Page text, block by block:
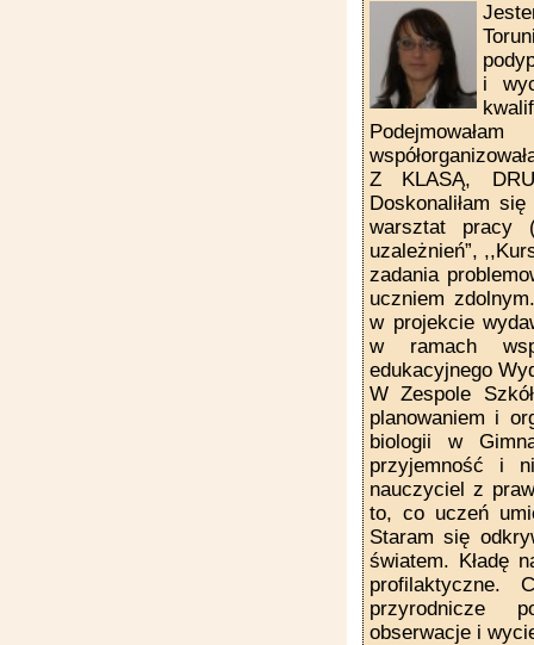
i
Z KLASĄ,
Doskonaliłam
warsztat pracy
uzależnień”,
zadania
uczniem
w projekcie
w ramach
edukacyjnego
W Zespole
planowaniem i
biologii w
przyjemność i
nauczyciel z
to, co uczeń
Staram się
światem. Kładę
profilaktyczne.
przyrodnicze
obserwacje i